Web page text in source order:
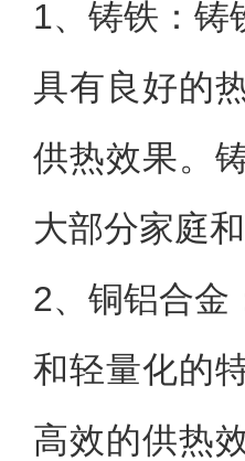
1、铸铁：铸
具有良好的
供热效果。
大部分家庭
2、铜铝合金
和轻量化的
高效的供热